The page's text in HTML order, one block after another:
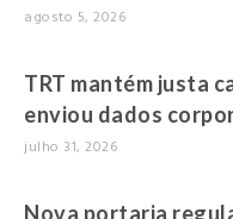
agosto 5, 2026
TRT mantém justa
enviou dados
julho 31, 2026
Nova portaria